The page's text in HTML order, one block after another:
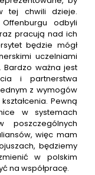
tej chwili dzieje.
odbyli
pracują nad ich
będzie mógł
uczelniami
Bardzo ważna jest
i partnerstwa
z wymogów
Pewną
w systemach
poszczególnych
więc mam
będziemy
w polskim
na współpracę.